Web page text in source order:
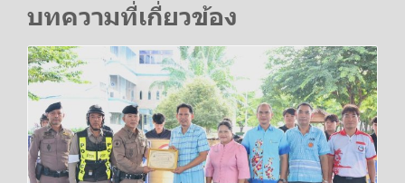
บทความที่เกี่ยวข้อง